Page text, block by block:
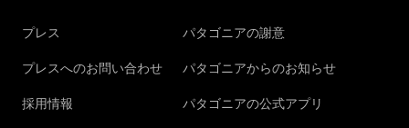
プレス
プレスへのお問い合わせ
採用情報
パタゴニアの謝意
パタゴニアからのお知らせ
パタゴニアの公式アプリ